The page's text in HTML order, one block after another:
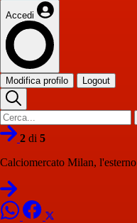
Accedi
Modifica profilo Logout
2 di 5
Calciomercato Milan, l'esterno